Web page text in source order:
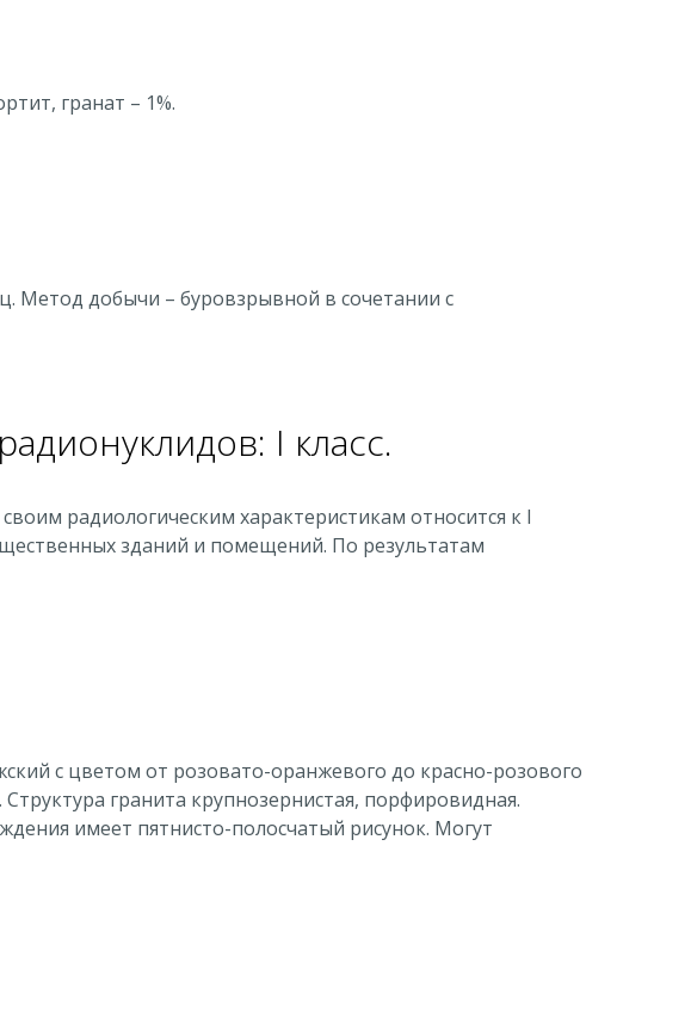
гранат – 1%.
Метод добычи – буровзрывной в сочетании с
I класс.
радиологическим характеристикам относится к I
зданий и помещений. По результатам
с цветом от розовато-оранжевого до красно-розового
гранита крупнозернистая, порфировидная.
имеет пятнисто-полосчатый рисунок. Могут